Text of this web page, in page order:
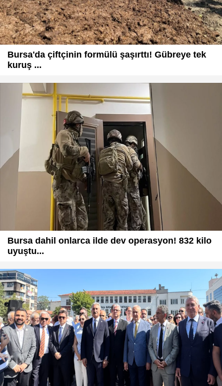
Bursa'da çiftçinin formülü şaşırttı! Gübreye tek
kuruş ...
Bursa dahil onlarca ilde dev operasyon! 832 kilo
uyuştu...